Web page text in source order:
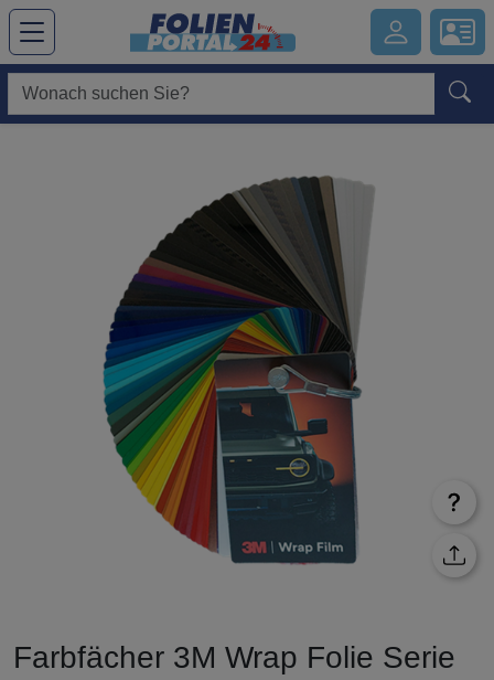
Hauptregion der Seite anspringen
Farbfächer 3M Wrap Folie Serie